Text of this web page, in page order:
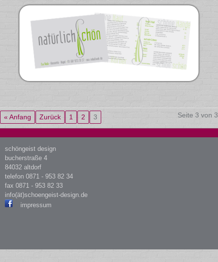
Seite 3 von 3
« Anfang Zurück 1 2 3
schöngeist design
bucherstraße 4
84032 altdorf
telefon 0871 - 953 82 34
fax 0871 - 953 82 33
info(ät)schoengeist-design.de
impressum